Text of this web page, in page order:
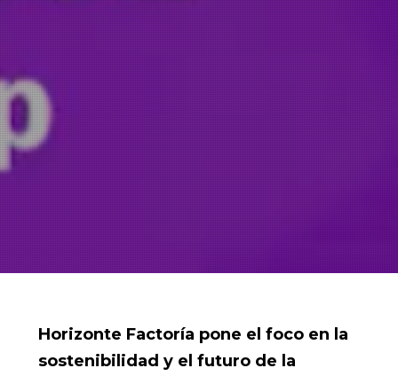
Horizonte Factoría pone el foco en la
sostenibilidad y el futuro de la